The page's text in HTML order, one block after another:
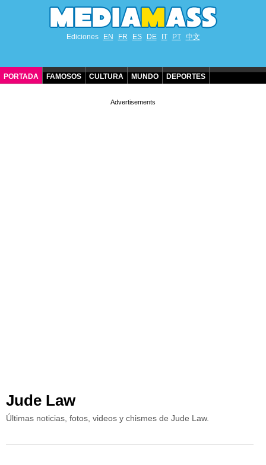
Ediciones EN FR ES DE IT PT 中文
PORTADA FAMOSOS CULTURA MUNDO DEPORTES
Jude Law
Últimas noticias, fotos, videos y chismes de Jude Law.